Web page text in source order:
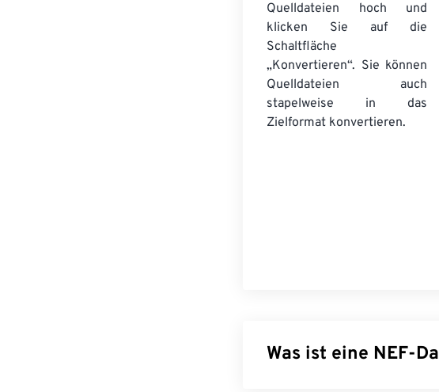
Quelldateien hoch und
klicken Sie auf die
Schaltfläche
„Konvertieren“. Sie können
Quelldateien auch
stapelweise in das
Zielformat konvertieren.
Was ist eine NEF-